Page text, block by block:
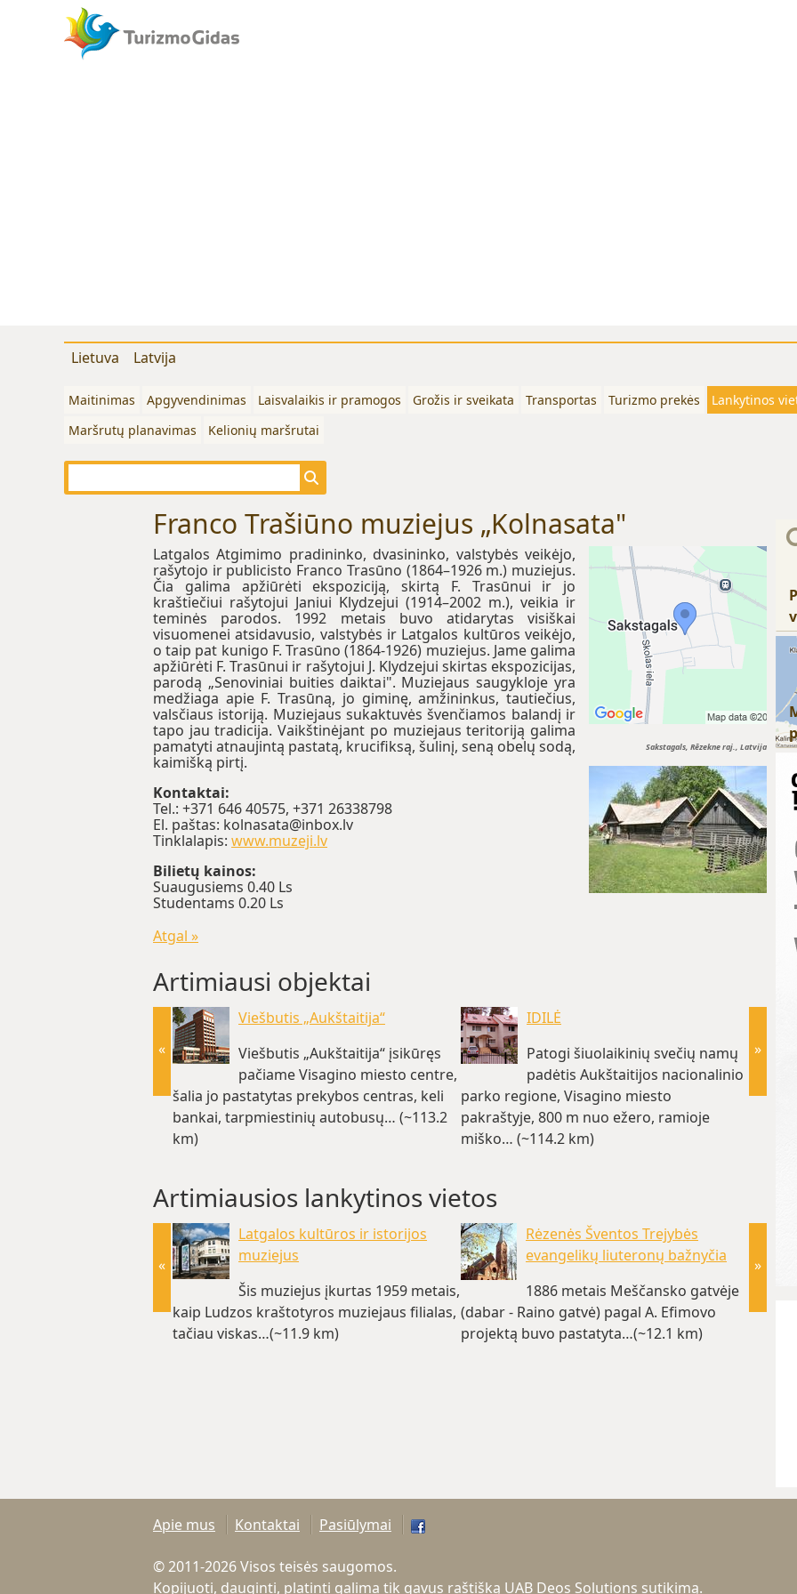
Lietuva Latvija
Maitinimas Apgyvendinimas Laisvalaikis ir pramogos Grožis ir sveikata Transportas Turizmo prekės Lankytinos
Maršrutų planavimas
Kelionių maršrutai
Franco Trašiūno muziejus „Kolnasata"
Sakstagals, Rēzekne raj., Latvija
Latgalos Atgimimo pradininko, dvasininko, valstybės veikėjo,
rašytojo ir publicisto Franco Trasūno (1864–1926 m.) muziejus.
Čia galima apžiūrėti ekspoziciją, skirtą F. Trasūnui ir jo
kraštiečiui rašytojui Janiui Klydzejui (1914–2002 m.), veikia ir
teminės parodos. 1992 metais buvo atidarytas visiškai
visuomenei atsidavusio, valstybės ir Latgalos kultūros veikėjo,
o taip pat kunigo F. Trasūno (1864-1926) muziejus. Jame galima
apžiūrėti F. Trasūnui ir rašytojui J. Klydzejui skirtas ekspozicijas,
parodą „Senoviniai buities daiktai". Muziejaus saugykloje yra
medžiaga apie F. Trasūną, jo giminę, amžininkus, tautiečius,
valsčiaus istoriją. Muziejaus sukaktuvės švenčiamos balandį ir
tapo jau tradicija. Vaikštinėjant po muziejaus teritoriją galima
pamatyti atnaujintą pastatą, krucifiksą, šulinį, seną obelų sodą,
kaimišką pirtį.
Kontaktai:
Tel.: +371 646 40575, +371 26338798
El. paštas: kolnasata@inbox.lv
Tinklalapis: www.muzeji.lv
Bilietų kainos:
Suaugusiems 0.40 Ls
Studentams 0.20 Ls
Atgal »
Artimiausi objektai
Viešbutis „Aukštaitija“
Viešbutis „Aukštaitija“ įsikūręs
pačiame Visagino miesto centre,
šalia jo pastatytas prekybos centras, keli
bankai, tarpmiestinių autobusų… (~113.2
km)
IDILĖ
Patogi šiuolaikinių svečių namų
padėtis Aukštaitijos nacionalinio
parko regione, Visagino miesto
pakraštyje, 800 m nuo ežero, ramioje
miško… (~114.2 km)
ežero.
»
«
Artimiausios lankytinos vietos
Latgalos kultūros ir istorijos
muziejus
Šis muziejus įkurtas 1959 metais,
kaip Ludzos kraštotyros muziejaus filialas,
tačiau viskas…(~11.9 km)
Rėzenės Šventos Trejybės
evangelikų liuteronų bažnyčia
1886 metais Meščansko gatvėje
(dabar - Raino gatvė) pagal A. Efimovo
projektą buvo pastatyta…(~12.1 km)
metrų,
»
«
Apie mus Kontaktai Pasiūlymai
© 2011-2026 Visos teisės saugomos.
Kopijuoti, dauginti, platinti galima tik gavus raštišką UAB Deos Solutions sutikimą.